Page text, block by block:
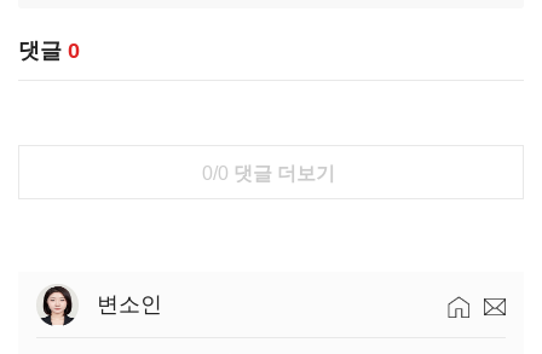
댓글 0
0/0 댓글 더보기
변소인